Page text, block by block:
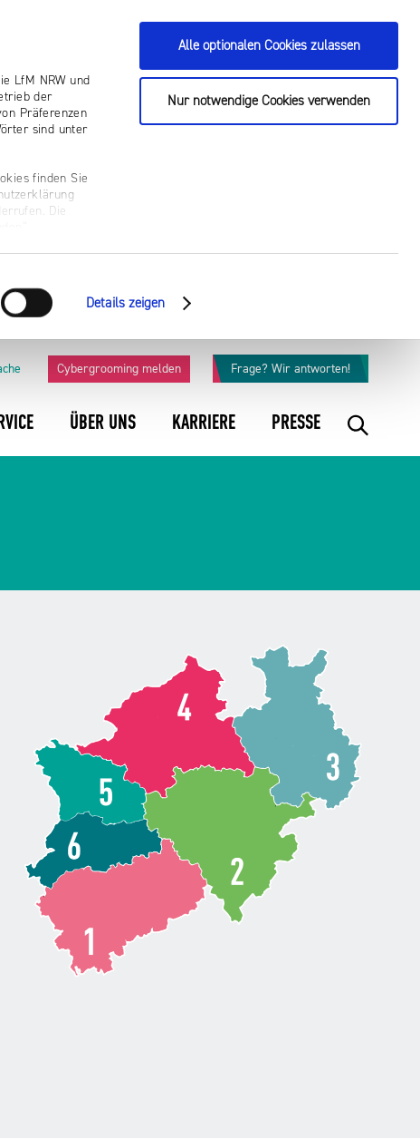
LfM NRW und
der
Präferenzen
sind unter
finden Sie
Die
Details zeigen
Alle optionalen Cookies zulassen
Nur notwendige Cookies verwenden
Cybergrooming melden Frage? Wir antworten!
ÜBER UNS KARRIERE PRESSE